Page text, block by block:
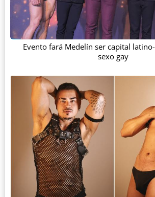
Evento fará Medelín ser capital
sexo gay